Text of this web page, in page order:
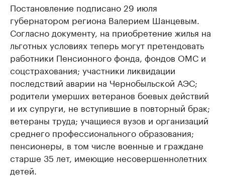
Постановление подписано 29 июля
губернатором региона Валерием Шанцевым.
Согласно документу, на приобретение жилья на
льготных условиях теперь могут претендовать
работники Пенсионного фонда, фондов ОМС и
соцстрахования; участники ликвидации
последствий аварии на Чернобыльской АЭС;
родители умерших ветеранов боевых действий
и их супруги, не вступившие в повторный брак;
ветераны труда; учащиеся вузов и организаций
среднего профессионального образования;
пенсионеры, в том числе военные и граждане
старше 35 лет, имеющие несовершеннолетних
детей.